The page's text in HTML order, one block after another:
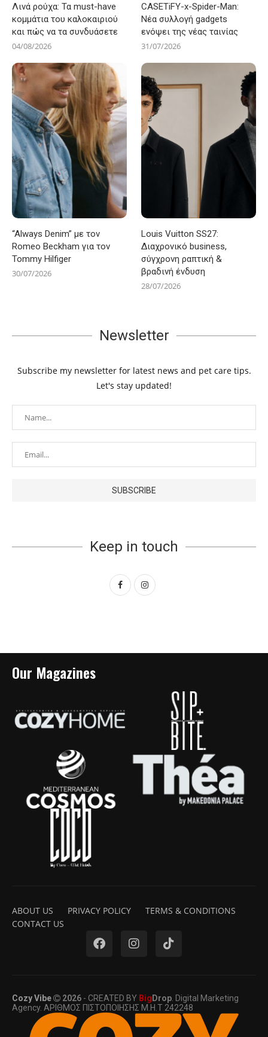
Λινά ρούχα: Τα must-have
κομμάτια του καλοκαιριού
και πώς να τα συνδυάσετε
04/08/2026
CASETiFY-x-Spider-Man:
Νέα συλλογή gadgets
ενόψει της νέας ταινίας
31/07/2026
“Always Denim” με τον
Romeo Beckham για τον
Tommy Hilfiger
30/07/2026
Louis Vuitton SS27:
Διαχρονικό business,
σύγχρονη ραπτική &
βραδινή ένδυση
28/07/2026
Newsletter
Subscribe my newsletter for latest news and pet care tips.
Let's stay updated!
Keep in touch
Our Magazines
ABOUT US PRIVACY POLICY
TERMS & CONDITIONS
CONTACT US
Cozy Vibe 2026 - CREATED BY BigDrop . Digital Marketing
Agency. ΑΡΙΘΜΟΣ ΠΙΣΤΟΠΟΙΗΣΗΣ Μ.Η.Τ 242248